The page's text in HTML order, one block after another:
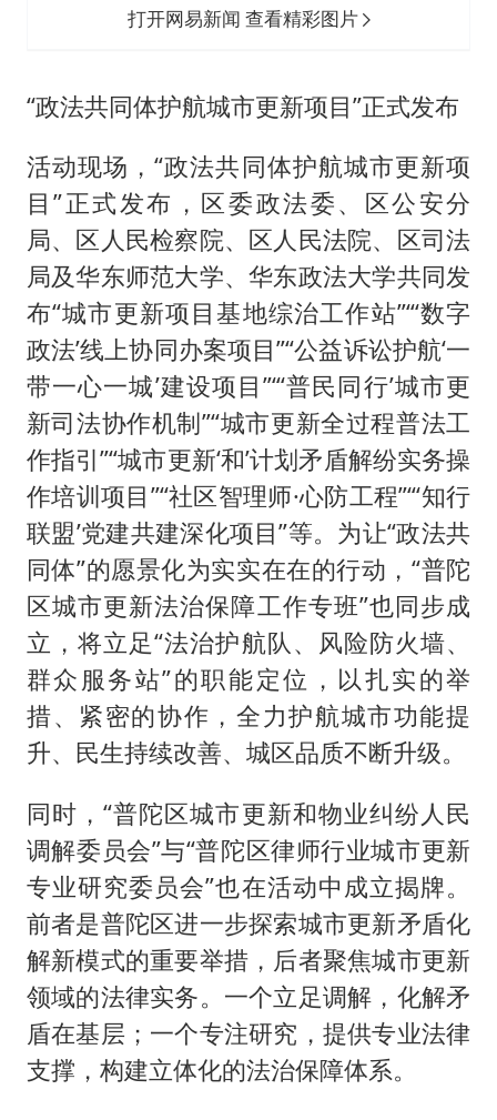
打开网易新闻 查看精彩图片
“政法共同体护航城市更新项目”正式发布
活动现场，“政法共同体护航城市更新项
目”正式发布，区委政法委、区公安分
局、区人民检察院、区人民法院、区司法
局及华东师范大学、华东政法大学共同发
布“城市更新项目基地综治工作站”“‘数字
政法’线上协同办案项目”“公益诉讼护航‘一
带一心一城’建设项目”“‘普民同行’城市更
新司法协作机制”“城市更新全过程普法工
作指引”“城市更新‘和’计划矛盾解纷实务操
作培训项目”“社区智理师·心防工程”“‘知行
联盟’党建共建深化项目”等。为让“政法共
同体”的愿景化为实实在在的行动，“普陀
区城市更新法治保障工作专班”也同步成
立，将立足“法治护航队、风险防火墙、
群众服务站”的职能定位，以扎实的举
措、紧密的协作，全力护航城市功能提
升、民生持续改善、城区品质不断升级。
同时，“普陀区城市更新和物业纠纷人民
调解委员会”与“普陀区律师行业城市更新
专业研究委员会”也在活动中成立揭牌。
前者是普陀区进一步探索城市更新矛盾化
解新模式的重要举措，后者聚焦城市更新
领域的法律实务。一个立足调解，化解矛
盾在基层；一个专注研究，提供专业法律
支撑，构建立体化的法治保障体系。